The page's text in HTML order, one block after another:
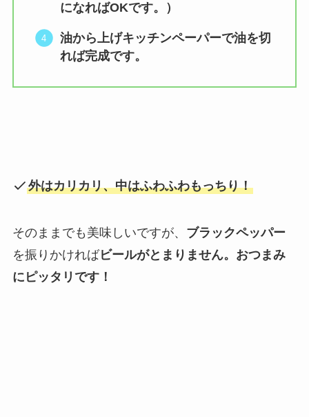
になればOKです。）
油から上げキッチンペーパーで油を切
れば完成です。
外はカリカリ、中はふわふわもっちり！
そのままでも美味しいですが、 ブラックペッパー
を振りかければビールがとまりません。おつまみ
にピッタリです！